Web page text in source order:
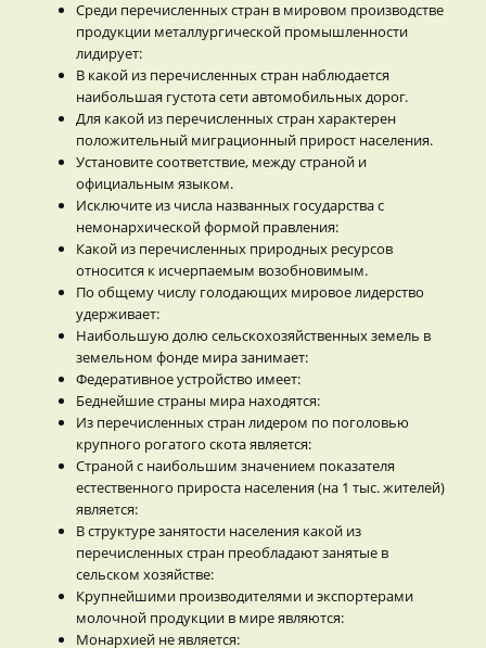
Среди перечисленных стран в мировом производстве
продукции металлургической промышленности
лидирует:
В какой из перечисленных стран наблюдается
наибольшая густота сети автомобильных дорог.
Для какой из перечисленных стран характерен
положительный миграционный прирост населения.
Установите соответствие, между страной и
официальным языком.
Исключите из числа названных государства с
немонархической формой правления:
Какой из перечисленных природных ресурсов
относится к исчерпаемым возобновимым.
По общему числу голодающих мировое лидерство
удерживает:
Наибольшую долю сельскохозяйственных земель в
земельном фонде мира занимает:
Федеративное устройство имеет:
Беднейшие страны мира находятся:
Из перечисленных стран лидером по поголовью
крупного рогатого скота является:
Страной с наибольшим значением показателя
естественного прироста населения (на 1 тыс. жителей)
является:
В структуре занятости населения какой из
перечисленных стран преобладают занятые в
сельском хозяйстве:
Крупнейшими производителями и экспортерами
молочной продукции в мире являются:
Монархией не является: